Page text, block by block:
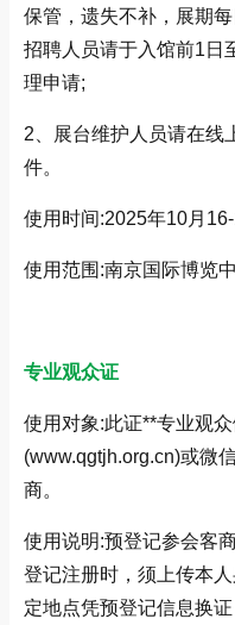
保管，遗失不补，展期
招聘人员请于入馆前1日
理申请;
2、展台维护人员请在线
件。
使用时间:2025年10月
使用范围:南京国际博览
专业观众证
使用对象:此证**专业观
(www.qgtjh.org.cn)或微
商。
使用说明:预登记参会客
登记注册时，须上传本
定地点凭预登记信息换